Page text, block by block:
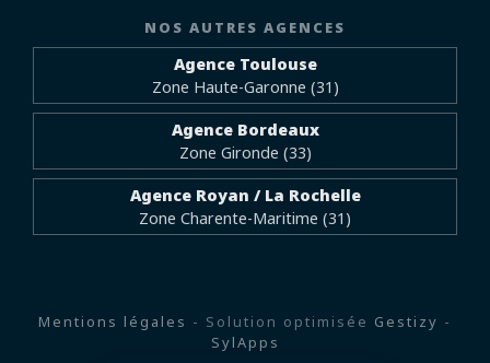
NOS AUTRES AGENCES
Agence Toulouse
Zone Haute-Garonne (31)
Agence Bordeaux
Zone Gironde (33)
Agence Royan / La Rochelle
Zone Charente-Maritime (31)
Mentions légales - Solution optimisée Gestizy -
SylApps